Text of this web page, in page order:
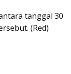
tanggal 30
(Red)